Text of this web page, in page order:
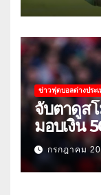
ข่าวฟุตบอลต่างประเ
จับตาดูส
มอบเงิน
เกมกระ
กรกฎาคม